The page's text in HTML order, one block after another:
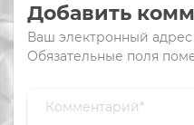
Добавить
Ваш электронный адрес
Обязательные поля